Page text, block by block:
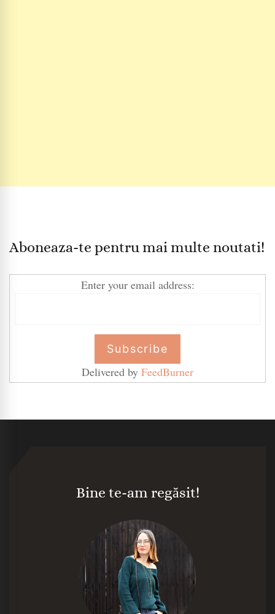
Aboneaza-te pentru mai multe noutati!
Enter your email address:
Delivered by FeedBurner
Bine te-am regăsit!